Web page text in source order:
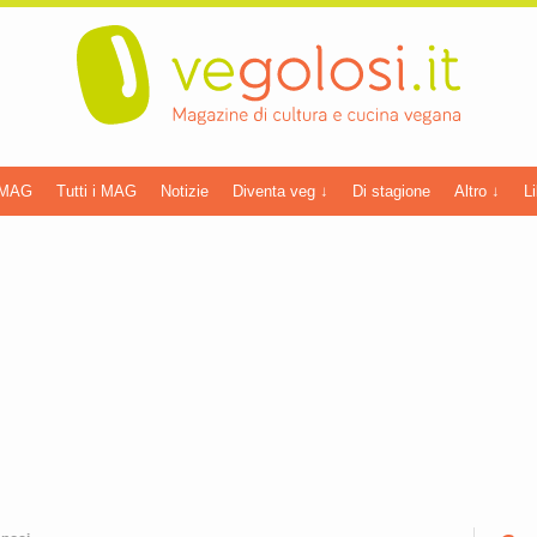
Tutti i MAG Notizie Diventa veg ↓ Di stagione Altro ↓